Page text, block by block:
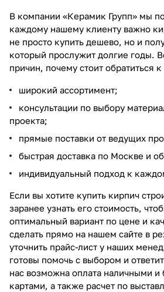
В компании «Керамик Групп» мы
каждому нашему клиенту важно
не просто купить дешево, но и
который прослужит долгие годы.
причин, почему стоит обратиться
широкий ассортимент;
консультации по выбору
проекта;
прямые поставки от ведущих
быстрая доставка по Москве и
индивидуальный подход к
Если вы хотите купить кирпич
заранее узнать его стоимость,
оптимальный вариант по цене и
сделать прямо на нашем сайте в
уточнить прайс-лист у наших
готовы помочь с выбором и
нас возможна оплата наличными и
картами, а также расчет по